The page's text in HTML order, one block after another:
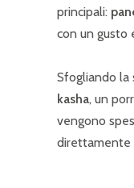
principali:
con un gusto
Sfogliando la
kasha, un
vengono
direttamente